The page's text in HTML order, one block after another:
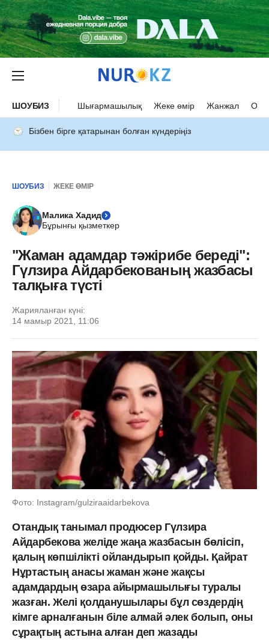
ШОУБИЗ Шығармашылық Жеке өмір Жанжал
Бізбен бірге қатарынан болған күндеріңіз
ШОУБИЗ ЖЕКЕ ӨМІР
Малика Хадид
Бұрынғы қызметкер
"Жаман адамдар тәжірибе береді":
Гүлзира Айдарбекованың жазбасы
талқыға түсті
Жарияланған күні:
14 мамыр 2021, 11:06
Фото: Instagram/gulziraaidarbekova
Отандық танымал продюсер Гүлзира
Айдарбекова желіде жаңа жазбасын бөлісіп,
қалың көпшілікті ойландырып қойды. Қайрат
Нұртастың анасы жаман және жақсы
адамдардың өзара айырмашылығы туралы
жазған. Желі қолданушылары бұл сөздердің
кімге арналғанын біле алмай әлек болып, оны
сұрақтың астына алған деп жазады